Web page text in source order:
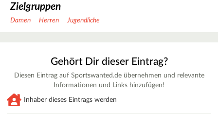
Zielgruppen
Damen Herren Jugendliche
Gehört Dir dieser Eintrag?
Diesen Eintrag auf Sportswanted.de übernehmen und relevante
Informationen und Links hinzufügen!
Inhaber dieses Eintrags werden